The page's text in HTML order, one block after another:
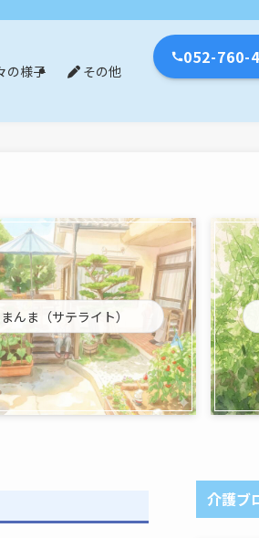
張旭市・長久手市・瀬戸市・名古屋市
の様子 その他
052-760-
まんま（サテライト）
介護ブ